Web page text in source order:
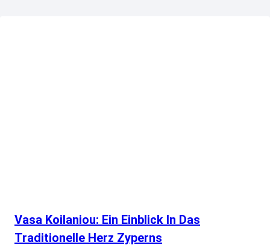
Vasa Koilaniou: Ein Einblick In Das
Traditionelle Herz Zyperns